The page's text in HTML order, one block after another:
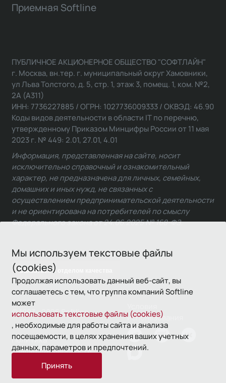
Мы используем текстовые файлы
(cookies)
Продолжая использовать данный веб-сайт, вы
соглашаетесь с тем, что группа компаний Softline
может
использовать текстовые файлы (cookies)
, необходимые для работы сайта и анализа
посещаемости, в целях хранения ваших учетных
данных, параметров и предпочтений.
Принять
Приемная Softline
Связаться с отделом качества
ПУБЛИЧНОЕ АКЦИОНЕРНОЕ ОБЩЕСТВО "СОФТЛАЙН"
г. Москва, вн.тер. г. муниципальный округ Хамовники,
ул Льва Толстого, д. 5, стр. 1, этаж 3, помещ. 1, ком. №2,
2А (А311)
ИНН: 7736227885 / ОГРН: 1027736009333 / ОКВЭД: 46.90
Коды видов деятельности в области IT по перечню,
утвержденному Приказом Минцифры России от 11 мая
2023 г. № 449: 2.01, 27.01, 4.01
Информация, представленная на сайте, носит
исключительно справочный и ознакомительный
характер, не предназначена для личных, семейных,
домашних и иных нужд, не связанных с
осуществлением предпринимательской деятельности
и не ориентирована на потребителей по смыслу
Федерального закона от 24.06.2025 № 168-ФЗ.
© 1993—2026 Softline
использования
Политика
конфиденциальности